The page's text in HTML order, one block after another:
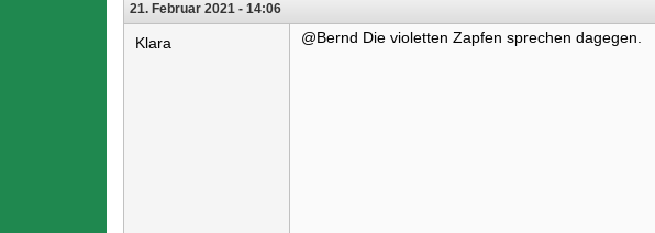
21. Februar 2021 - 14:06
Klara
@Bernd Die violetten Zapfen sprechen dagegen.